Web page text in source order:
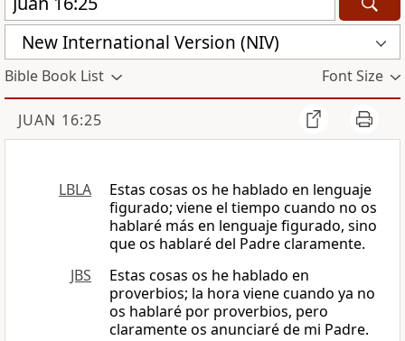
New International Version (NIV)
Bible Book List Font Size
JUAN 16:25
LBLA
Estas cosas os he hablado en lenguaje
figurado; viene el tiempo cuando no os
hablaré más en lenguaje figurado, sino
que os hablaré del Padre claramente.
JBS
Estas cosas os he hablado en
proverbios; la hora viene cuando ya no
os hablaré por proverbios, pero
claramente os anunciaré de mi Padre.